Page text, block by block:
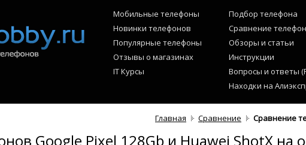
Мобильные телефоны
Новинки телефонов
Популярные телефоны
Отзывы о магазинах
IT Курсы
Подбор телефона
Сравнение
Обзоры и статьи
Инструкции
Вопросы и ответы
Находки на
Главная Сравнение Сравнение
Google Pixel 128Gb и Huawei ShotX на